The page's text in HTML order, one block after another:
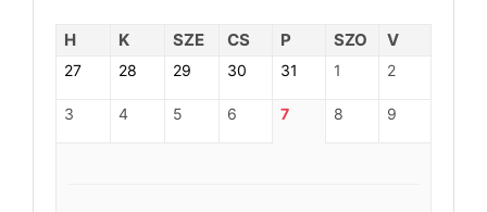
H K SZE CS P SZO V
27 28 29 30 31 1 2
3 4 5 6 7 8 9